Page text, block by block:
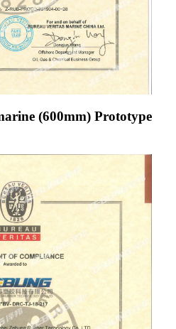
(600mm) Prototype